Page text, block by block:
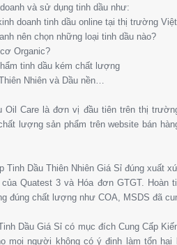
và sử dụng tinh dầu như:
doanh tinh dầu online tại thị trường Việt
nên chọn những loại tinh dầu nào?
Organic?
tinh dầu kém chất lượng
Nhiên và Dầu nền…
Oil Care là đơn vị đầu tiên trên thị
lượng sản phẩm trên website bán
Tinh Dầu Thiên Nhiên Giá Sỉ đúng xuất
Quatest 3 và Hóa đơn GTGT. Hoàn
đúng chất lượng như COA, MSDS đã
Dầu Giá Sỉ có mục đích Cung Cấp
mọi người không có ý định làm tổn